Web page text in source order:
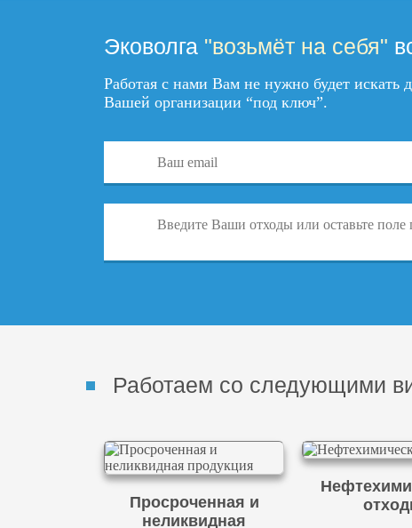
Эковолга "возьмёт на себя"
Работая с нами Вам не нужно будет
Вашей организации “под ключ”.
Работаем со следующими
Просроченная и
неликвидная